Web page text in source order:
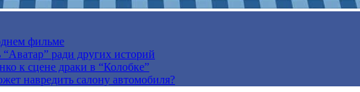
фильме
ради других историй
к сцене драки в “Колобке”
навредить салону автомобиля?